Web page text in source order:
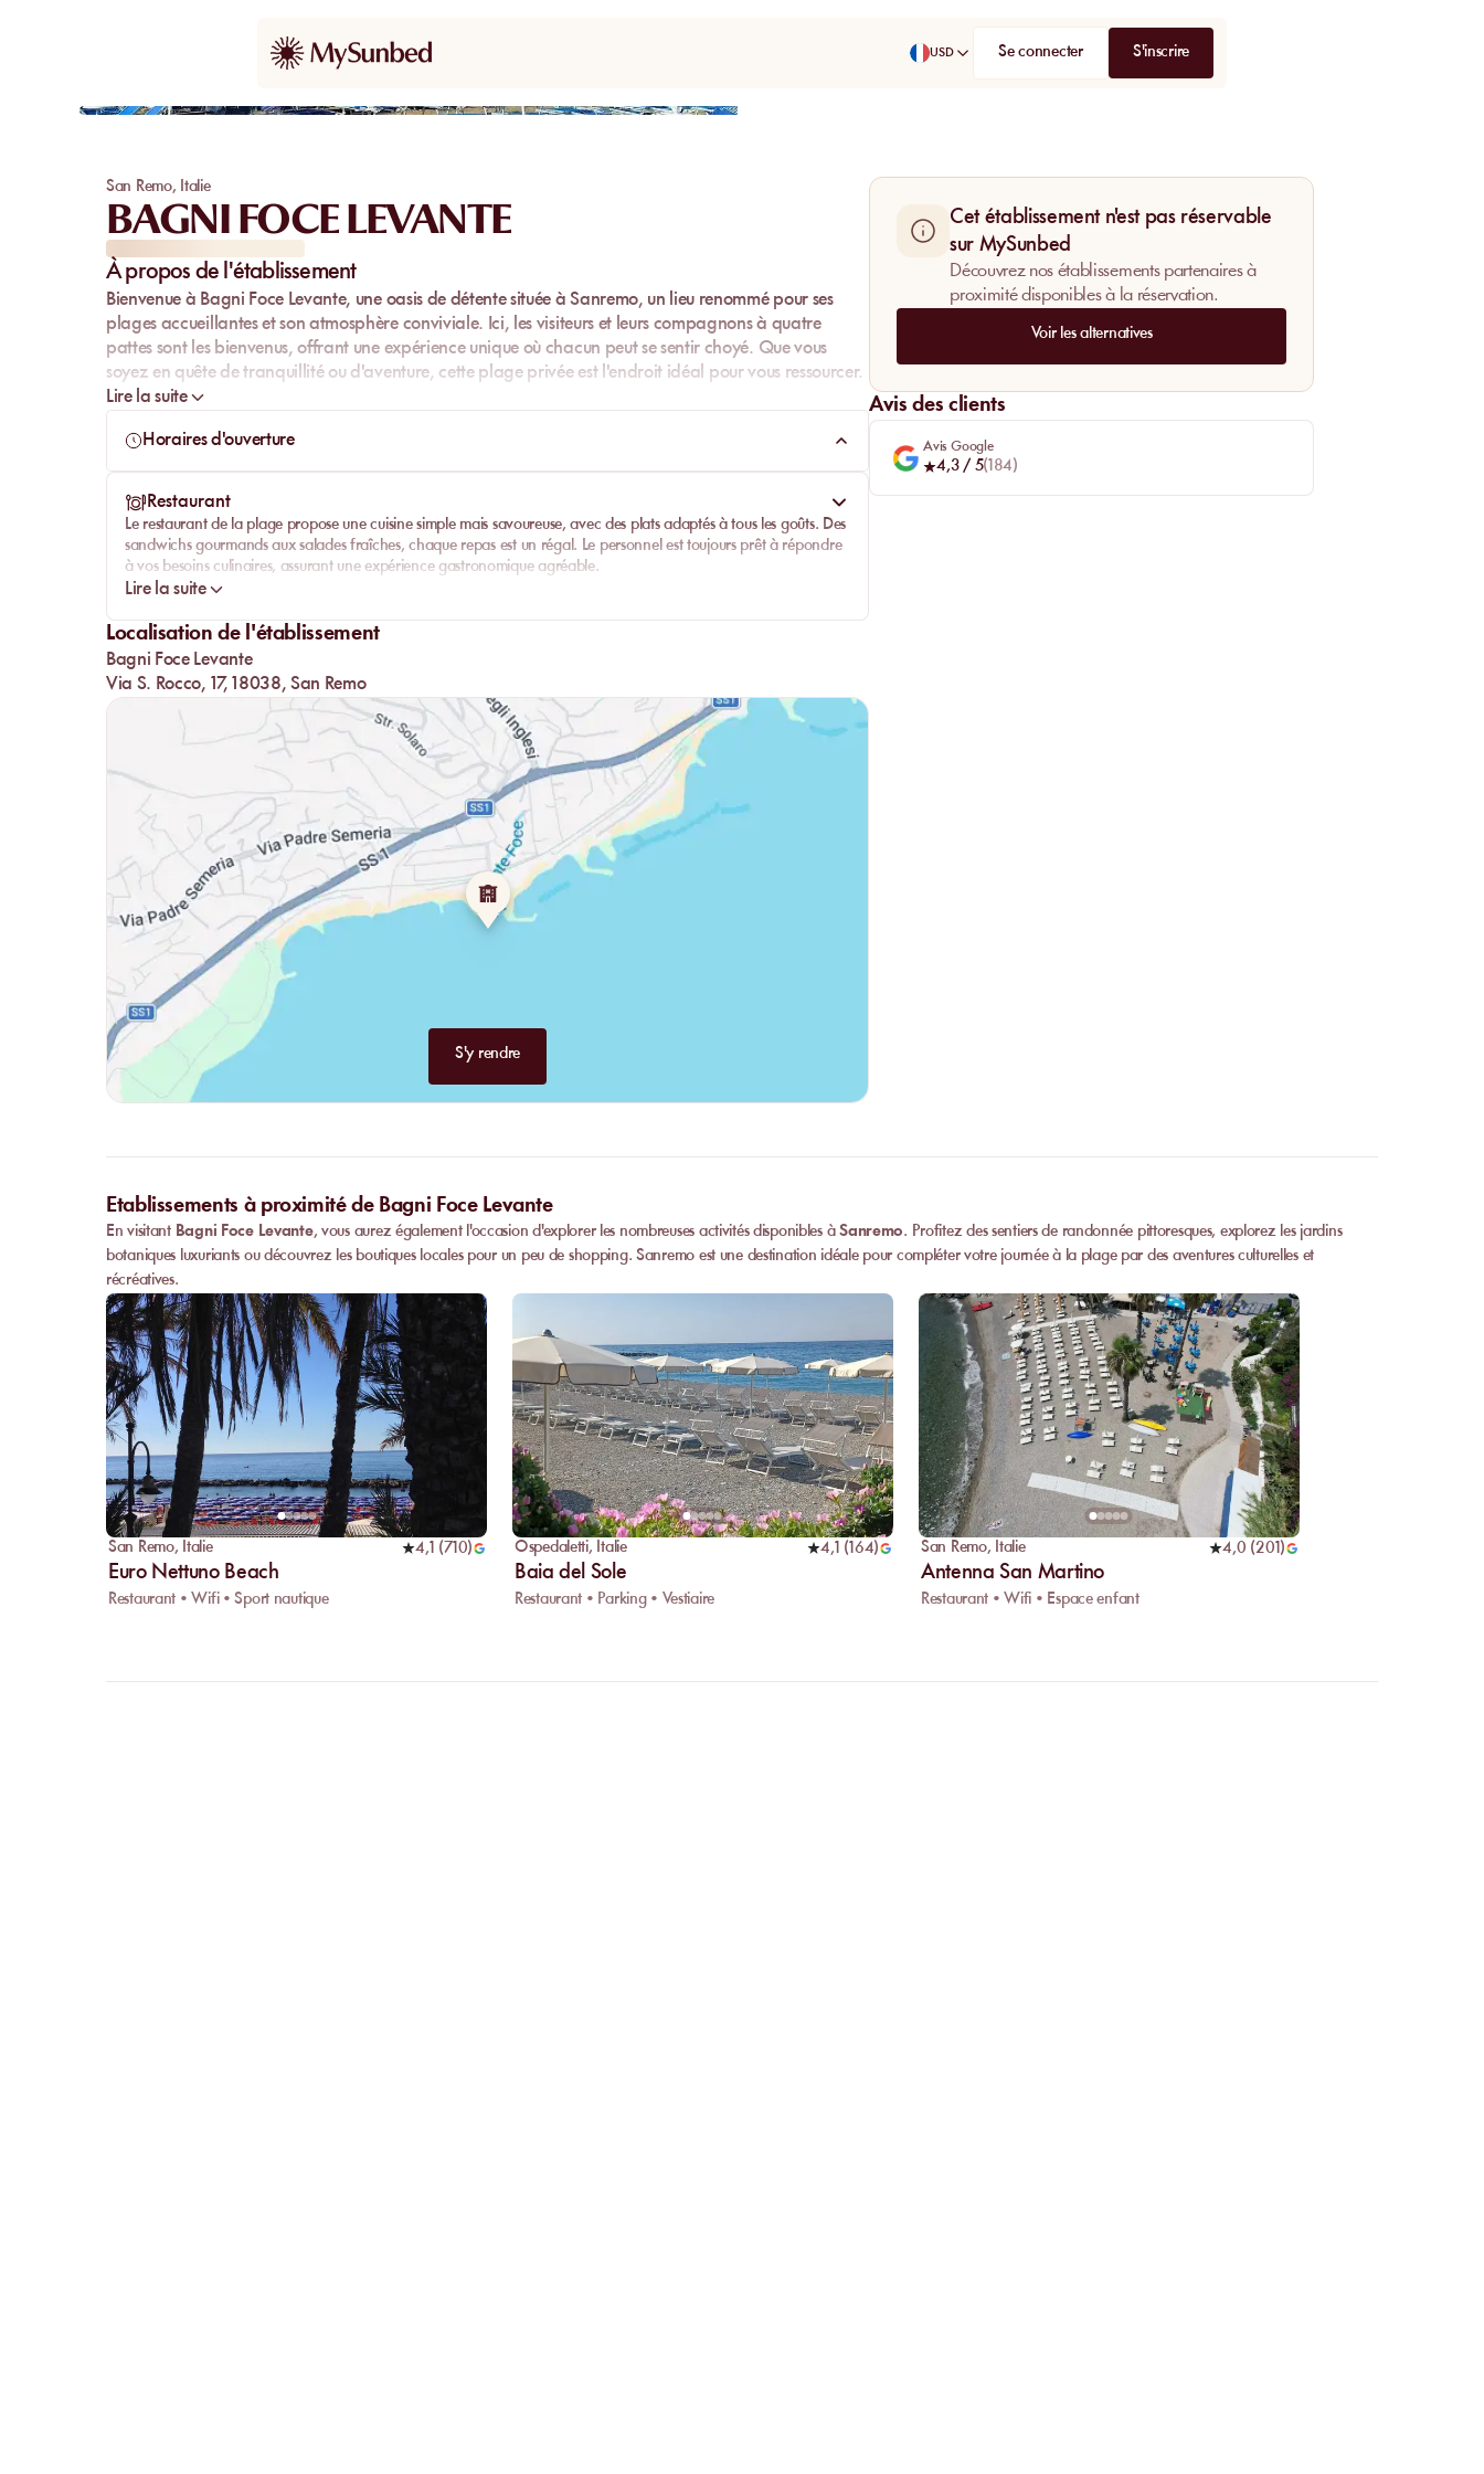
USD Se connecter
S'inscrire
San Remo, Italie
BAGNI FOCE LEVANTE
À propos de l'établissement
Bienvenue à Bagni Foce Levante, une oasis de détente située àSanremo, un lieu renommé pour ses
plages accueillantes et son atmosphère conviviale. Ici, les visiteurs et leurs compagnons à quatre
pattes sont les bienvenus, offrant une expérience unique où chacun peut se sentir choyé. Que vous
soyez en quête de tranquillité ou d'aventure, cette plage privéeest l'endroit idéal pour vous ressourcer.
Lire la suite
Horaires d'ouverture
Restaurant
Le restaurant de la plage propose unecuisine simplemais savoureuse, avec des plats adaptés à tous les goûts. Des
sandwichs gourmandsauxsalades fraîches, chaque repas est un régal. Le personnel est toujours prêt à répondre
à vos besoins culinaires, assurant une expérience gastronomique agréable.
Lire la suite
Localisation de l'établissement
Bagni Foce Levante
Via S. Rocco, 17, 18038, San Remo
S'y rendre
Cet établissement n'est pas réservable
sur MySunbed
Découvrez nos établissements partenaires à
proximité disponibles à la réservation.
Voir les alternatives
Avis des clients
Avis Google
4,3/ 5( 184)
Etablissements à proximité de Bagni Foce Levante
En visitant Bagni Foce Levante, vous aurez également l'occasion d'explorer les nombreuses activités disponibles àSanremo. Profitez des sentiers de randonnée pittoresques, explorez les jardins
botaniques luxuriants ou découvrez les boutiques locales pour un peu de shopping. Sanremo est une destination idéale pour compléter votre journée à la plage par des aventures culturelles et
récréatives.
San Remo, Italie 4,1 (710)
Euro Nettuno Beach
Restaurant • Wifi • Sport nautique
Ospedaletti, Italie 4,1 (164)
Baia del Sole
Restaurant • Parking • Vestiaire
San Remo, Italie 4,0 (201 )
Antenna San Martino
Restaurant • Wifi • Espace enfant